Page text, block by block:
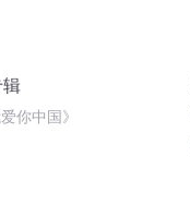
爱你中国》